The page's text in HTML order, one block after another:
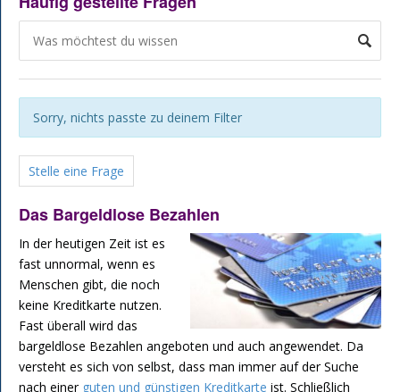
Sorry, nichts passte zu deinem Filter
Stelle eine Frage
Das Bargeldlose Bezahlen
In der heutigen Zeit ist es
fast unnormal, wenn es
Menschen gibt, die noch
keine Kreditkarte nutzen.
Fast überall wird das
bargeldlose Bezahlen angeboten und auch angewendet. Da
versteht es sich von selbst, dass man immer auf der Suche
nach einer guten und günstigen Kreditkarte ist. Schließlich